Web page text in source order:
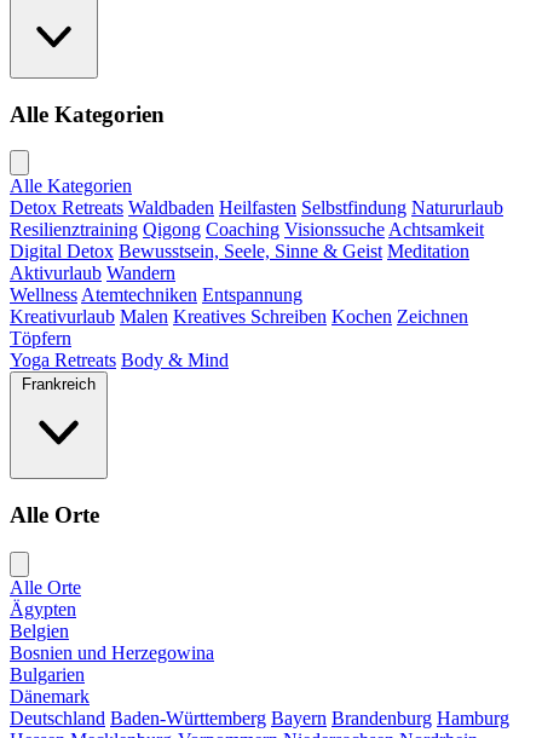
Alle Kategorien
Alle Kategorien
Detox Retreats Waldbaden Heilfasten Selbstfindung Natururlaub
Resilienztraining Qigong Coaching Visionssuche Achtsamkeit
Digital Detox Bewusstsein, Seele, Sinne & Geist Meditation
Aktivurlaub Wandern
Wellness Atemtechniken Entspannung
Kreativurlaub Malen Kreatives Schreiben Kochen Zeichnen
Töpfern
Yoga Retreats Body & Mind
Frankreich
Alle Orte
Alle Orte
Ägypten
Belgien
Bosnien und Herzegowina
Bulgarien
Dänemark
Deutschland Baden-Württemberg Bayern Brandenburg Hamburg